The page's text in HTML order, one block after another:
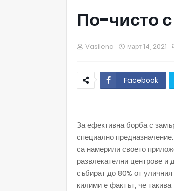
По-чисто
Vasilena март 14, 2021
Facebook
За ефективна борба с
специално
са намерили своето
развлекателни центрове и
събират до 80% от
килими е фактът, че